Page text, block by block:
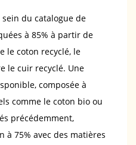
du catalogue de
à 85% à partir de
le coton recyclé, le
le cuir recyclé. Une
composée à
comme le coton bio ou
précédemment,
75% avec des matières